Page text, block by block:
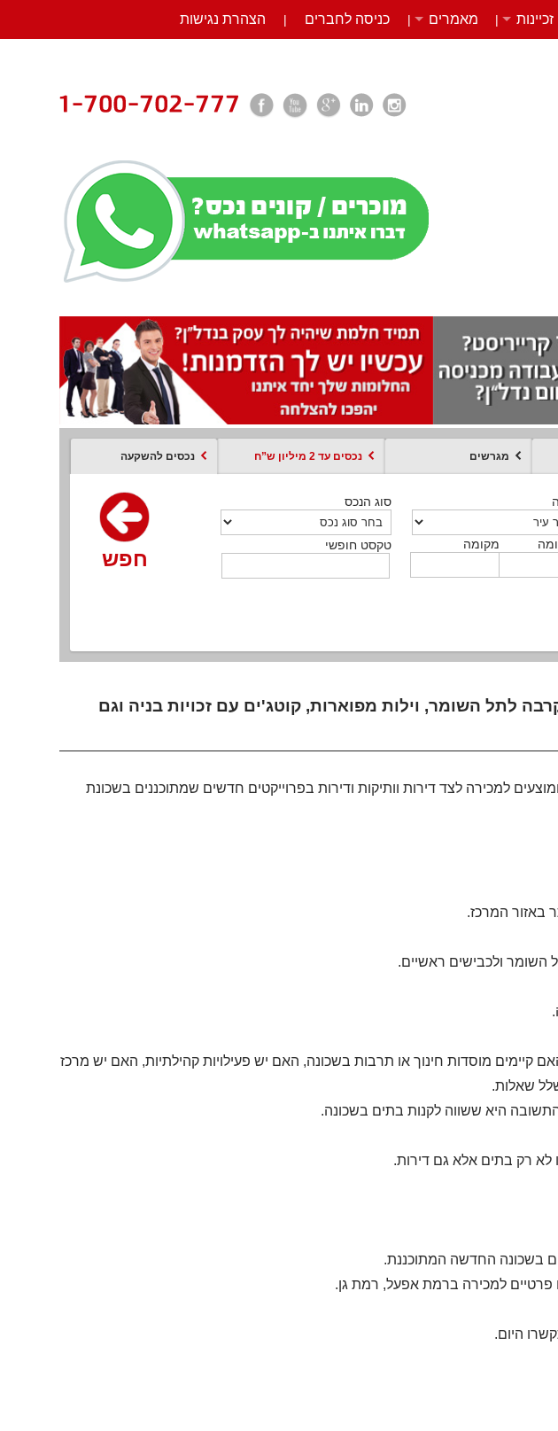
זכיינות | מאמרים | כניסה לחברים | הצהרת נגישות
מגרשים נכסים עד 2 מיליון ש”ח נכסים להשקעה
מקומה
סוג הנכס
טקסט חופשי
חפש
מקומה
סוג הנכס
טקסט חופשי
חפש
מקומה
סוג הנכס
טקסט חופשי
חפש
מקומה
סוג עסקה
טקסט חופשי
חפש חפש
חופשי
סוג הנכס
חפש
עד קומה
טקסט חופשי
חפש
לתל השומר, וילות מפוארות, קוטג'ים עם זכויות בניה וגם
למכירה לצד דירות וותיקות ודירות בפרוייקטים חדשים שמתוכננים בשכונת
באזור המרכז.
השומר ולכבישים ראשיים.
קיימים מוסדות חינוך או תרבות בשכונה, האם יש פעילויות קהילתיות, האם יש מרכז
שאלות.
היא ששווה לקנות בתים בשכונה.
לא רק בתים אלא גם דירות.
בשכונה החדשה המתוכננת.
למכירה ברמת אפעל, רמת גן.
היום.